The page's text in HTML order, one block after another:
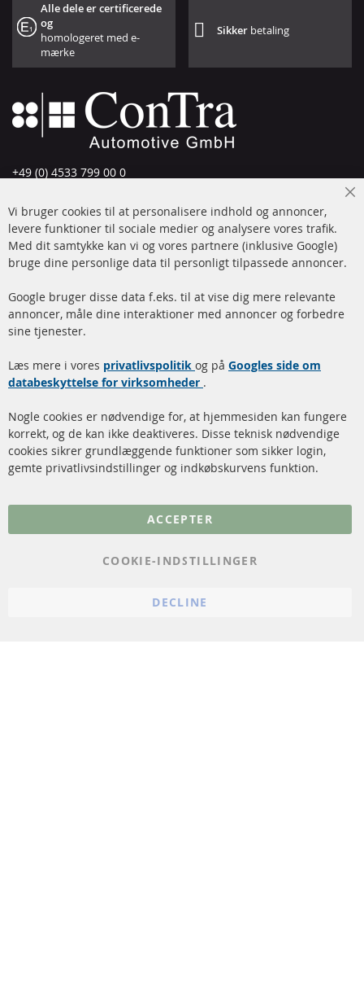
Alle dele er certificerede
og
homologeret med e-
mærke
Sikker betaling
+49 (0) 4533 799 00 0
info@contra-automotive.de
www.contra-automotive.de
Facebook
Instagram
Hurtige links
Dieselpartikelfilter (DPF)
rengøring
Katalysator (KAT)
Sensorer
FAQ
Kundeservice
Betalingsmetoder
Kontakt
Vi bruger cookies til at personalisere indhold og annoncer,
levere funktioner til sociale medier og analysere vores trafik.
Med dit samtykke kan vi og vores partnere (inklusive Google)
bruge dine personlige data til personligt tilpassede annoncer.
Google bruger disse data f.eks. til at vise dig mere relevante
annoncer, måle dine interaktioner med annoncer og forbedre
sine tjenester.
Læs mere i vores privatlivspolitik og på Googles side om
databeskyttelse for virksomheder .
Nogle cookies er nødvendige for, at hjemmesiden kan fungere
korrekt, og de kan ikke deaktiveres. Disse teknisk nødvendige
cookies sikrer grundlæggende funktioner som sikker login,
gemte privatlivsindstillinger og indkøbskurvens funktion.
ACCEPTER
COOKIE-INDSTILLINGER
DECLINE